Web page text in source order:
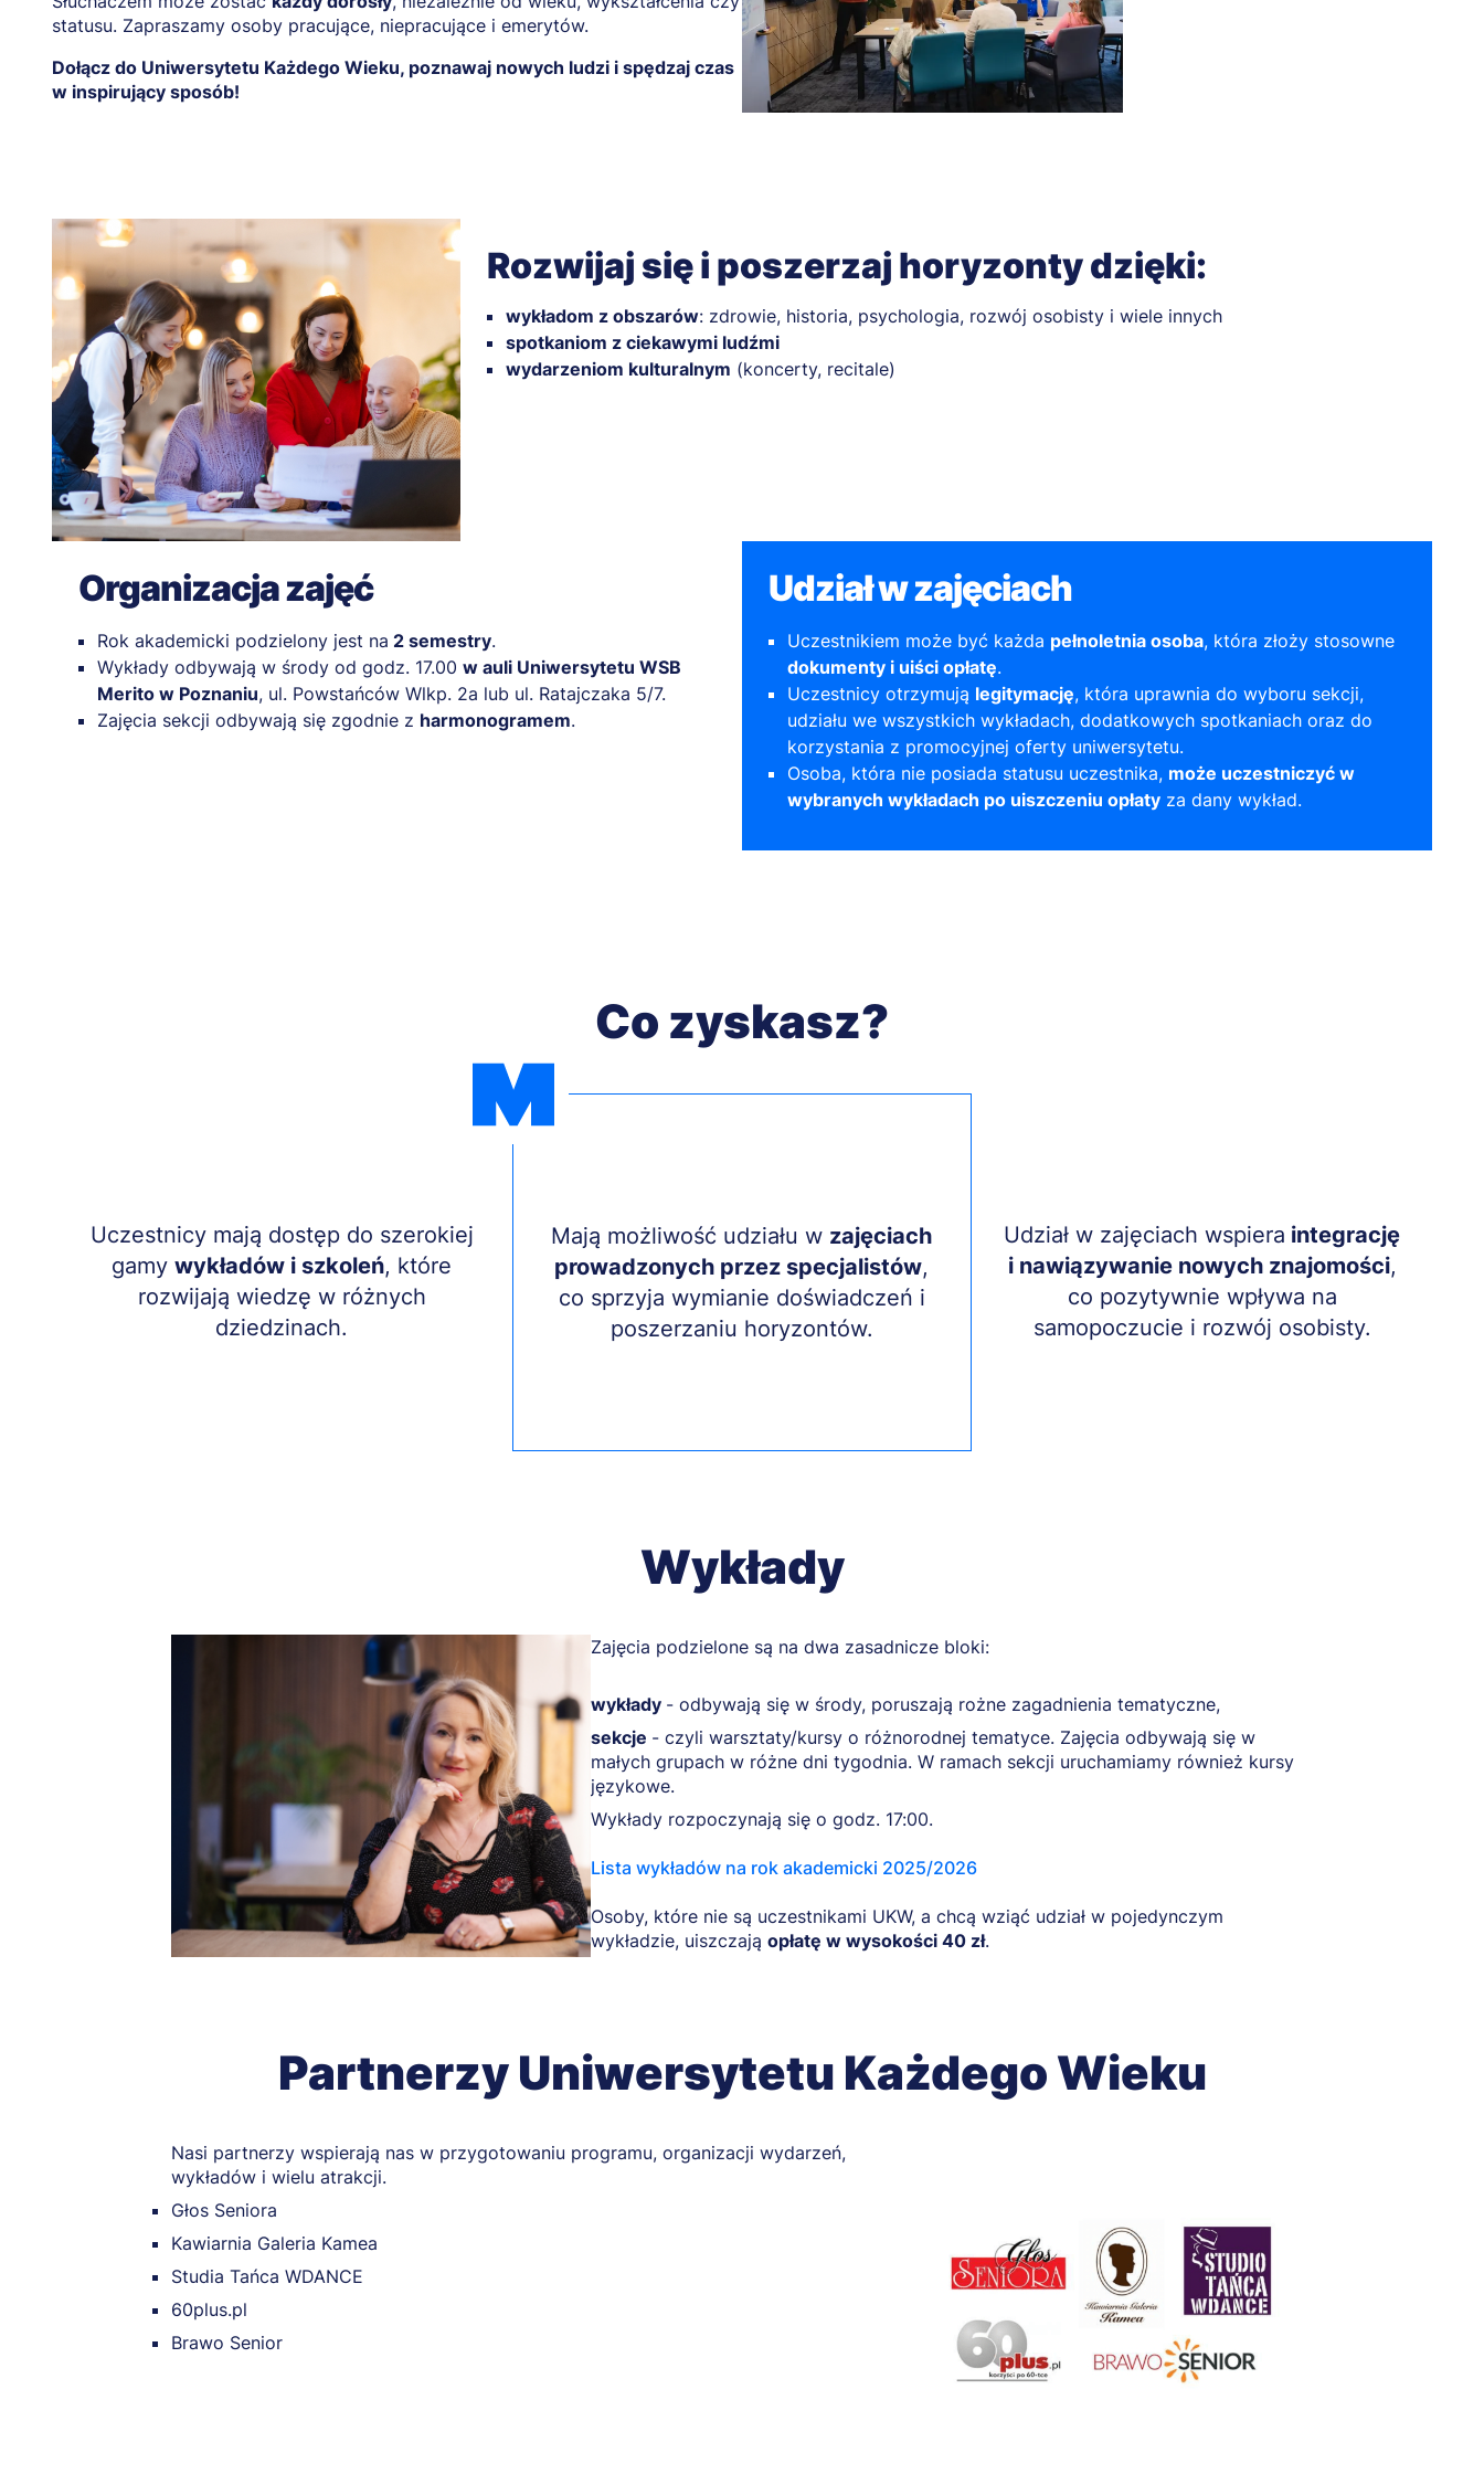
statusu. Zapraszamy osoby pracujące, niepracujące i emerytów.
Dołącz do Uniwersytetu Każdego Wieku, poznawaj nowych ludzi i spędzaj czas
w inspirujący sposób!
Rozwijaj się i poszerzaj horyzonty dzięki:
wykładom z obszarów: zdrowie, historia, psychologia, rozwój osobisty i wiele innych
spotkaniom z ciekawymi ludźmi
wydarzeniom kulturalnym (koncerty, recitale)
Organizacja zajęć
Rok akademicki podzielony jest na 2 semestry.
Wykłady odbywają w środy od godz. 17.00 w auli Uniwersytetu WSB
Merito w Poznaniu, ul. Powstańców Wlkp. 2a lub ul. Ratajczaka 5/7.
Zajęcia sekcji odbywają się zgodnie z harmonogramem.
Udział w zajęciach
Uczestnikiem może być każda pełnoletnia osoba, która złoży stosowne
dokumenty i uiści opłatę.
Uczestnicy otrzymują legitymację, która uprawnia do wyboru sekcji,
udziału we wszystkich wykładach, dodatkowych spotkaniach oraz do
korzystania z promocyjnej oferty uniwersytetu.
Osoba, która nie posiada statusu uczestnika, może uczestniczyć w
wybranych wykładach po uiszczeniu opłaty za dany wykład.
Co zyskasz?
Treść
Uczestnicy mają dostęp do szerokiej
gamywykładów i szkoleń, które
rozwijają wiedzę w różnych
dziedzinach.
Treść
Mają możliwość udziału w zajęciach
prowadzonych przez specjalistów,
co sprzyja wymianie doświadczeń i
poszerzaniu horyzontów.
Treść
Udział w zajęciach wspiera integrację
i nawiązywanie nowych znajomości,
co pozytywnie wpływa na
samopoczucie i rozwój osobisty.
Wykłady
Zajęcia podzielone są na dwa zasadnicze bloki:
wykłady - odbywają się w środy, poruszają rożne zagadnienia tematyczne,
sekcje - czyli warsztaty/kursy o różnorodnej tematyce. Zajęcia odbywają się w
małych grupach w różne dni tygodnia. W ramach sekcji uruchamiamy również kursy
językowe.
Wykłady rozpoczynają się o godz. 17:00.
Lista wykładów na rok akademicki 2025/2026
Osoby, które nie są uczestnikami UKW, a chcą wziąć udział w pojedynczym
wykładzie, uiszczają opłatę w wysokości 40 zł.
Partnerzy Uniwersytetu Każdego Wieku
Nasi partnerzy wspierają nas w przygotowaniu programu, organizacji wydarzeń,
wykładów i wielu atrakcji.
Głos Seniora
Kawiarnia Galeria Kamea
Studia Tańca WDANCE
60plus.pl
Brawo Senior